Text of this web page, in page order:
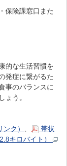
保険課窓口また
的な生活習慣を
発症に繋がるた
事のバランスに
ょう。
ンク）
帯状
キロバイト）